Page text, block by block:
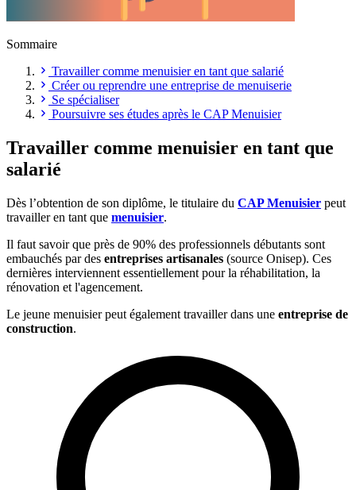
Sommaire
Travailler comme menuisier en tant que salarié
Créer ou reprendre une entreprise de menuiserie
Se spécialiser
Poursuivre ses études après le CAP Menuisier
Travailler comme menuisier en tant que
salarié
Dès l’obtention de son diplôme, le titulaire du CAP Menuisier peut
travailler en tant que menuisier.
Il faut savoir que près de 90% des professionnels débutants sont
embauchés par des entreprises artisanales (source Onisep). Ces
dernières interviennent essentiellement pour la réhabilitation, la
rénovation et l'agencement.
Le jeune menuisier peut également travailler dans une entreprise de
construction.